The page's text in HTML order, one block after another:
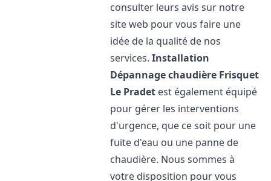
consulter leurs avis sur notre
site web pour vous faire une
idée de la qualité de nos
services.Installation
Dépannage chaudière Frisquet
Le Pradet est également équipé
pour gérer les interventions
d'urgence, que ce soit pour une
fuite d'eau ou une panne de
chaudière. Nous sommes à
votre disposition pour vous